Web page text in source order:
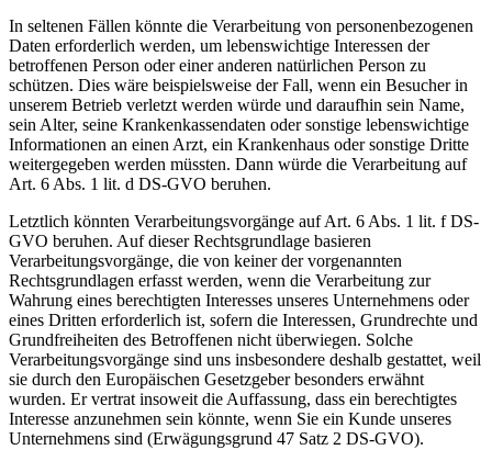
In seltenen Fällen könnte die Verarbeitung von personenbezogenen
Daten erforderlich werden, um lebenswichtige Interessen der
betroffenen Person oder einer anderen natürlichen Person zu
schützen. Dies wäre beispielsweise der Fall, wenn ein Besucher in
unserem Betrieb verletzt werden würde und daraufhin sein Name,
sein Alter, seine Krankenkassendaten oder sonstige lebenswichtige
Informationen an einen Arzt, ein Krankenhaus oder sonstige Dritte
weitergegeben werden müssten. Dann würde die Verarbeitung auf
Art. 6 Abs. 1 lit. d DS-GVO beruhen.
Letztlich könnten Verarbeitungsvorgänge auf Art. 6 Abs. 1 lit. f DS-
GVO beruhen. Auf dieser Rechtsgrundlage basieren
Verarbeitungsvorgänge, die von keiner der vorgenannten
Rechtsgrundlagen erfasst werden, wenn die Verarbeitung zur
Wahrung eines berechtigten Interesses unseres Unternehmens oder
eines Dritten erforderlich ist, sofern die Interessen, Grundrechte und
Grundfreiheiten des Betroffenen nicht überwiegen. Solche
Verarbeitungsvorgänge sind uns insbesondere deshalb gestattet, weil
sie durch den Europäischen Gesetzgeber besonders erwähnt
wurden. Er vertrat insoweit die Auffassung, dass ein berechtigtes
Interesse anzunehmen sein könnte, wenn Sie ein Kunde unseres
Unternehmens sind (Erwägungsgrund 47 Satz 2 DS-GVO).